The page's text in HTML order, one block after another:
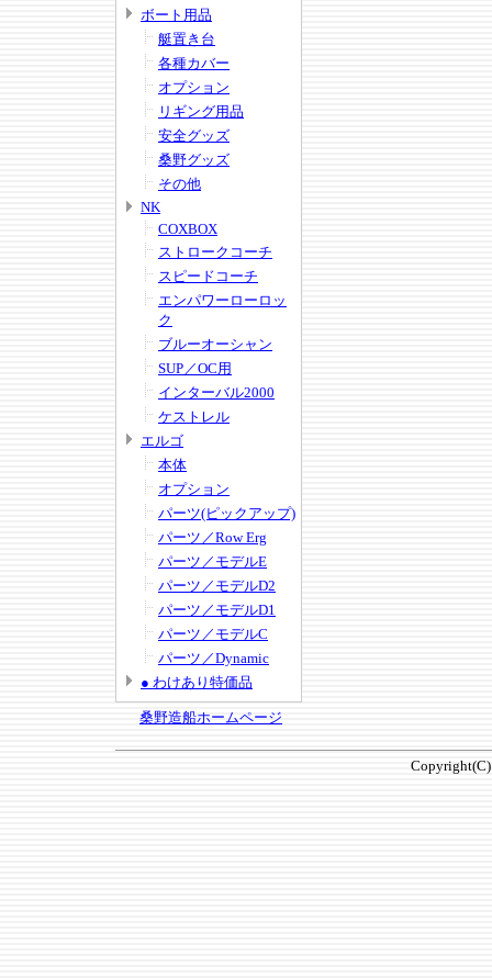
ボート用品
艇置き台
各種カバー
オプション
リギング用品
安全グッズ
桑野グッズ
その他
NK
COXBOX
ストロークコーチ
スピードコーチ
エンパワーローロッ
ク
ブルーオーシャン
SUP／OC用
インターバル2000
ケストレル
エルゴ
本体
オプション
パーツ(ピックアップ)
パーツ／Row Erg
パーツ／モデルE
パーツ／モデルD2
パーツ／モデルD1
パーツ／モデルC
パーツ／Dynamic
● わけあり特価品
桑野造船ホームページ